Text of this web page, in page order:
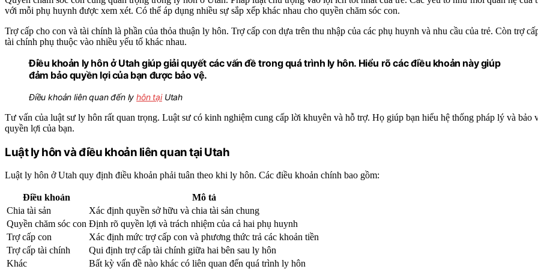
với mỗi phụ huynh được xem xét. Có thể áp dụng nhiều sự sắp xếp khác nhau cho quyền chăm sóc con.
Trợ cấp cho con và tài chính là phần của thỏa thuận ly hôn. Trợ cấp con dựa trên thu nhập của các phụ huynh và nhu cầu của trẻ. Còn trợ
tài chính phụ thuộc vào nhiều yếu tố khác nhau.
Điều khoản ly hôn ở Utah giúp giải quyết các vấn đề trong quá trình ly hôn. Hiểu rõ các điều khoản này giúp
đảm bảo quyền lợi của bạn được bảo vệ.
Điều khoản liên quan đến lyhôn tạiUtah
Tư vấn của luật sư ly hôn rất quan trọng. Luật sư có kinh nghiệm cung cấp lời khuyên và hỗ trợ. Họ giúp bạn hiểu hệ thống pháp lý và bảo
quyền lợi của bạn.
Luật ly hôn và điều khoản liên quan tại Utah
Luật ly hôn ở Utah quy định điều khoản phải tuân theo khi ly hôn. Các điều khoản chính bao gồm:
Điều khoản
Mô tả
Chia tài sản
Xác định quyền sở hữu và chia tài sản chung
Quyền chăm sóc con Định rõ quyền lợi và trách nhiệm của cả hai phụ huynh
Trợ cấp con
Xác định mức trợ cấp con và phương thức trả các khoản tiền
Trợ cấp tài chính
Qui định trợ cấp tài chính giữa hai bên sau ly hôn
Khác
Bất kỳ vấn đề nào khác có liên quan đến quá trình ly hôn